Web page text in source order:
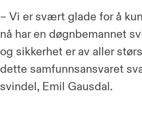
– Vi er svært glade for å
nå har en døgnbemannet
og sikkerhet er av aller
dette samfunnsansvaret
svindel, Emil Gausdal.